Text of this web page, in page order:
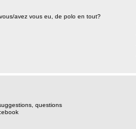
avez vous eu, de polo en tout?
questions